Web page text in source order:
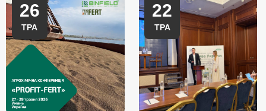
26
ТРА
22
ТРА